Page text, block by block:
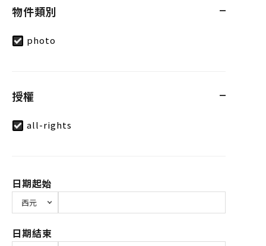
物件類別
photo
授權
all-rights
日期起始
日期結束